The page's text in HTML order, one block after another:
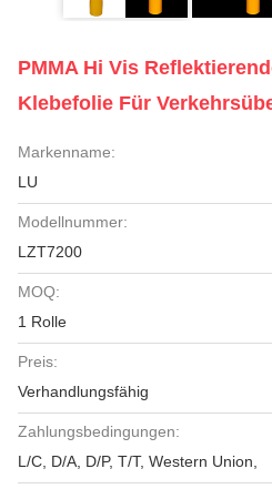
PMMA Hi Vis
Klebefolie Für
Markenname:
LU
Modellnummer:
LZT7200
MOQ:
1 Rolle
Preis:
Verhandlungsfähig
Zahlungsbedingungen:
L/C, D/A, D/P, T/T, Western Union,